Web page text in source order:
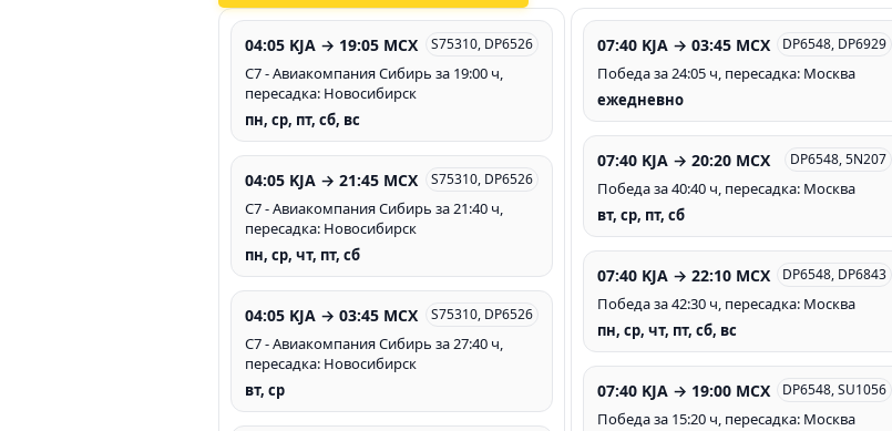
04:05 KJA → 19:05 MCX S75310, DP6526
С7 - Авиакомпания Сибирь за 19:00 ч,
пересадка: Новосибирск
пн, ср, пт, сб, вс
04:05 KJA → 21:45 MCX S75310, DP6526
С7 - Авиакомпания Сибирь за 21:40 ч,
пересадка: Новосибирск
пн, ср, чт, пт, сб
04:05 KJA → 03:45 MCX S75310, DP6526
С7 - Авиакомпания Сибирь за 27:40 ч,
пересадка: Новосибирск
вт, ср
07:40 KJA → 03:45 MCX DP6548, DP6929
Победа за 24:05 ч, пересадка: Москва
ежедневно
07:40 KJA → 20:20 MCX DP6548, 5N207
Победа за 40:40 ч, пересадка: Москва
вт, ср, пт, сб
07:40 KJA → 22:10 MCX DP6548, DP6843
Победа за 42:30 ч, пересадка: Москва
пн, ср, чт, пт, сб, вс
07:40 KJA → 19:00 MCX DP6548, SU1056
Победа за 15:20 ч, пересадка: Москва